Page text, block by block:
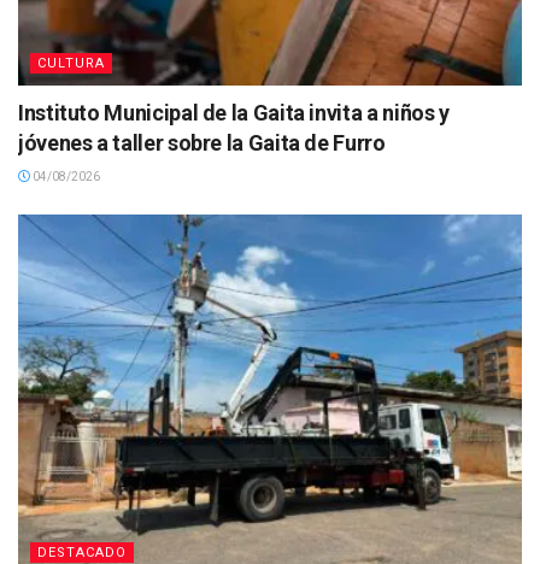
CULTURA
Instituto Municipal de la Gaita invita a niños y
jóvenes a taller sobre la Gaita de Furro
04/08/2026
DESTACADO